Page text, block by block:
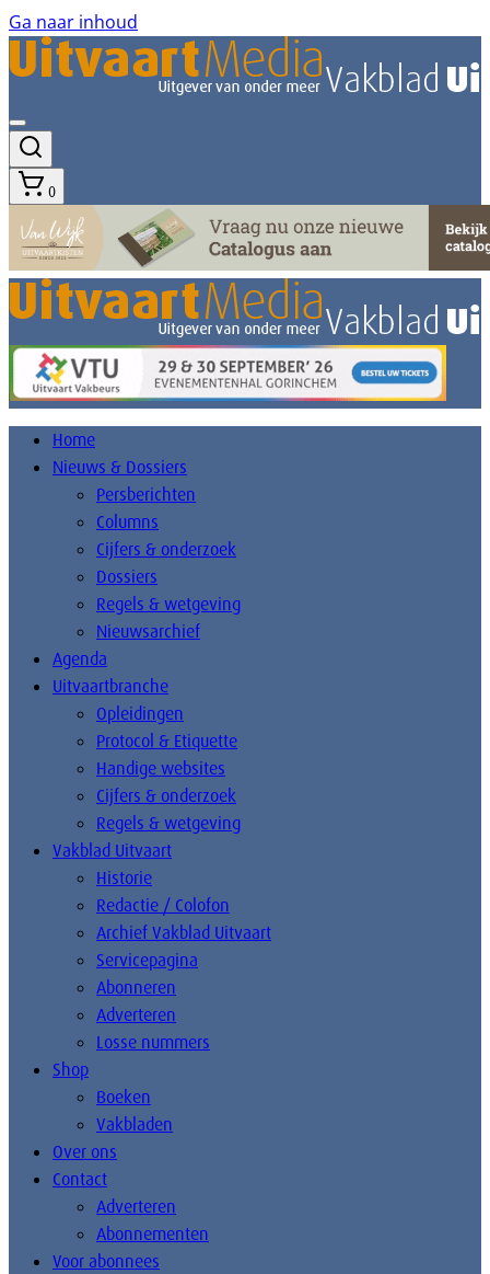
Ga naar inhoud
0
Home
Nieuws & Dossiers
Persberichten
Columns
Cijfers & onderzoek
Dossiers
Regels & wetgeving
Nieuwsarchief
Agenda
Uitvaartbranche
Opleidingen
Protocol & Etiquette
Handige websites
Cijfers & onderzoek
Regels & wetgeving
Vakblad Uitvaart
Historie
Redactie / Colofon
Archief Vakblad Uitvaart
Servicepagina
Abonneren
Adverteren
Losse nummers
Shop
Boeken
Vakbladen
Over ons
Contact
Adverteren
Abonnementen
Voor abonnees